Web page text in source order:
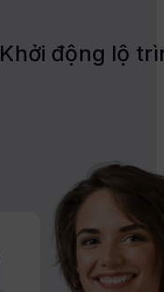
Khởi động lộ